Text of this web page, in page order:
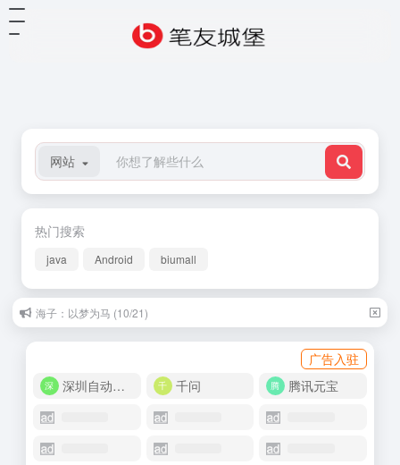
网站
热门搜索
java Android biumall
海子：以梦为马 (10/21)
广告入驻
深圳自动化商城
千问 腾讯元宝